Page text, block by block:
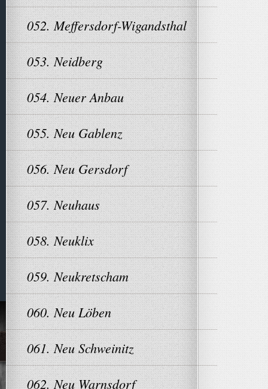
052. Meffersdorf-Wigandsthal
053. Neidberg
054. Neuer Anbau
055. Neu Gablenz
056. Neu Gersdorf
057. Neuhaus
058. Neuklix
059. Neukretscham
060. Neu Löben
061. Neu Schweinitz
062. Neu Warnsdorf